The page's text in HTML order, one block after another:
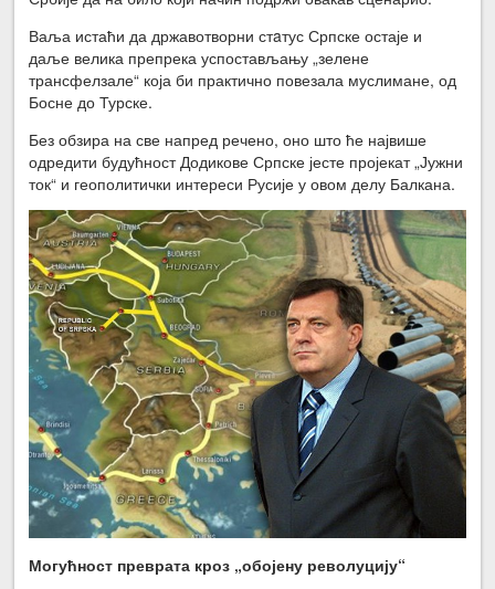
Ваља истаћи да државотворни стaтус Српске остаје и
даље велика препрека успостављању „зелене
трансфелзале“ која би практично повезала муслимане, од
Босне до Турске.
Без обзира на све напред речено, оно што ће највише
одредити будућност Додикове Српске јесте пројекат „Јужни
ток“ и геополитички интереси Русије у овом делу Балкана.
Могућност преврата кроз „обојену револуцију“